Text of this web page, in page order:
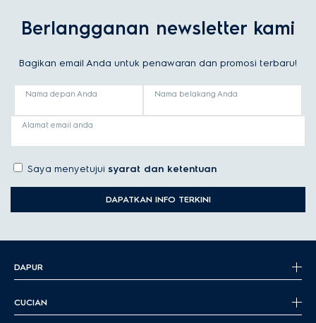
Berlangganan newsletter kami
Bagikan email Anda untuk penawaran dan promosi terbaru!
Nama depan Anda Nama belakang Anda
Alamat email anda
Saya menyetujui syarat dan ketentuan
DAPATKAN INFO TERKINI
DAPUR
CUCIAN